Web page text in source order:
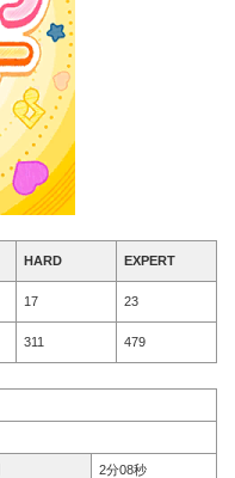
HARD EXPERT
17 23
311 479
2分08秒